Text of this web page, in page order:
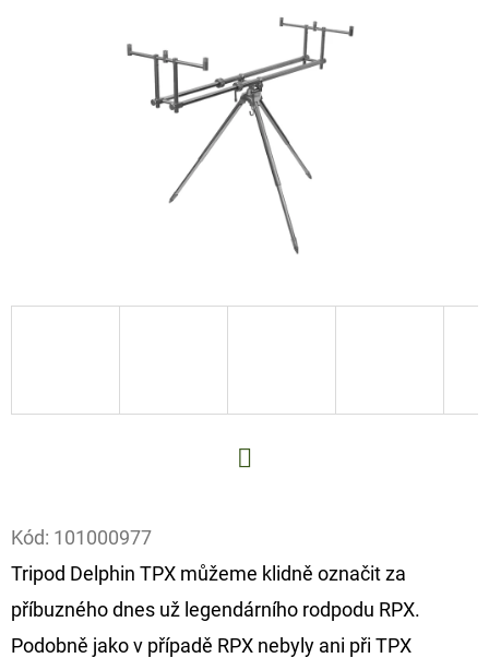
Kód: 101000977
Tripod Delphin TPX můžeme klidně označit za
příbuzného dnes už legendárního rodpodu RPX.
Podobně jako v případě RPX nebyly ani při TPX
HLEDAT
D
O
P
O
R